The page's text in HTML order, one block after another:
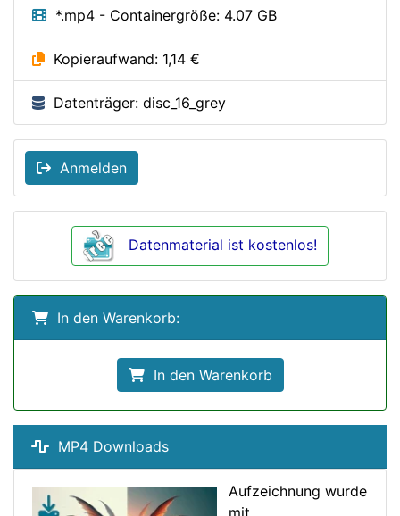
*.mp4 - Containergröße: 4.07 GB
Kopieraufwand: 1,14 €
Datenträger: disc_16_grey
Anmelden
Datenmaterial ist kostenlos!
In den Warenkorb:
In den Warenkorb
MP4 Downloads
Aufzeichnung wurde